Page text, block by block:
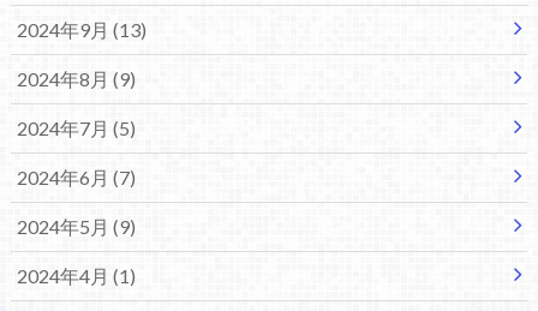
2024年9月 (13)
2024年8月 (9)
2024年7月 (5)
2024年6月 (7)
2024年5月 (9)
2024年4月 (1)